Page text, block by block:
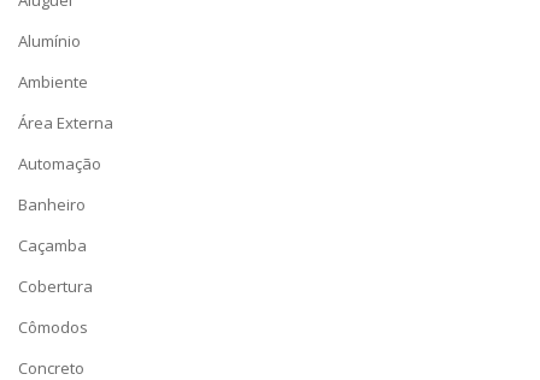
Alumínio
Ambiente
Área Externa
Automação
Banheiro
Caçamba
Cobertura
Cômodos
Concreto